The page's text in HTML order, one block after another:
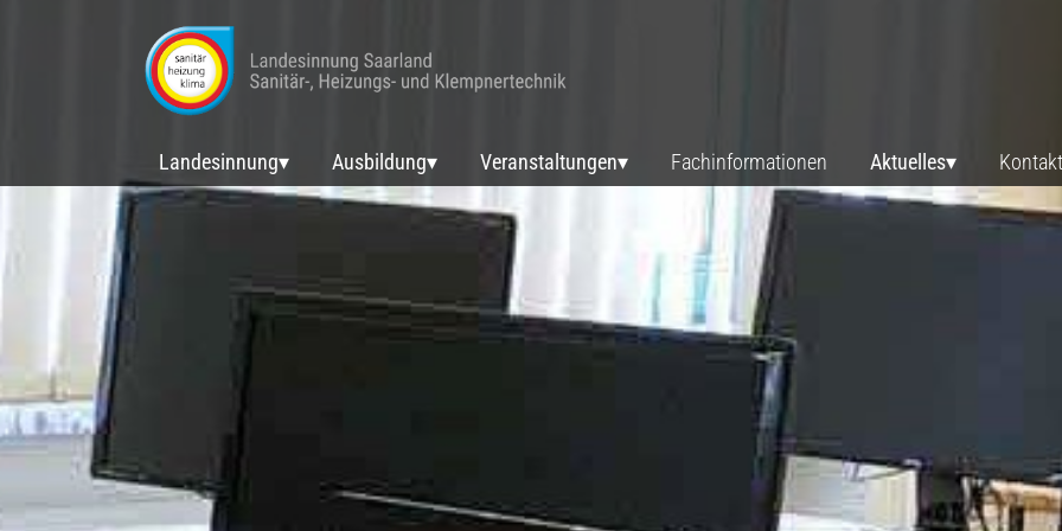
Landesinnung Ausbildung Veranstaltungen Fachinformationen Aktuelles Kontakt